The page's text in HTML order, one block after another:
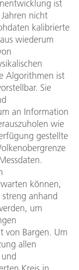
ist
nicht
kalibrierte
wiederum
Algorithmen ist
Sie
an Information
wie
gestellte
können,
streng anhand
um
von Bargen. Um
allen